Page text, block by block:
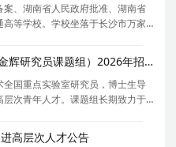
、湖南省人民政府批准、湖南省
等学校。学校坐落于长沙市万家
传承大地文化,培养高素质技术技能
得教育部人
武汉理工大学新材料研究所（童金辉研究员课题组）2026年招聘2名博士后启事
国重点实验室研究员，博士生导
次青年人才。课题组长期致力于
究牵引、关键技术突破、产业场
电池领域取
高层次人才公告